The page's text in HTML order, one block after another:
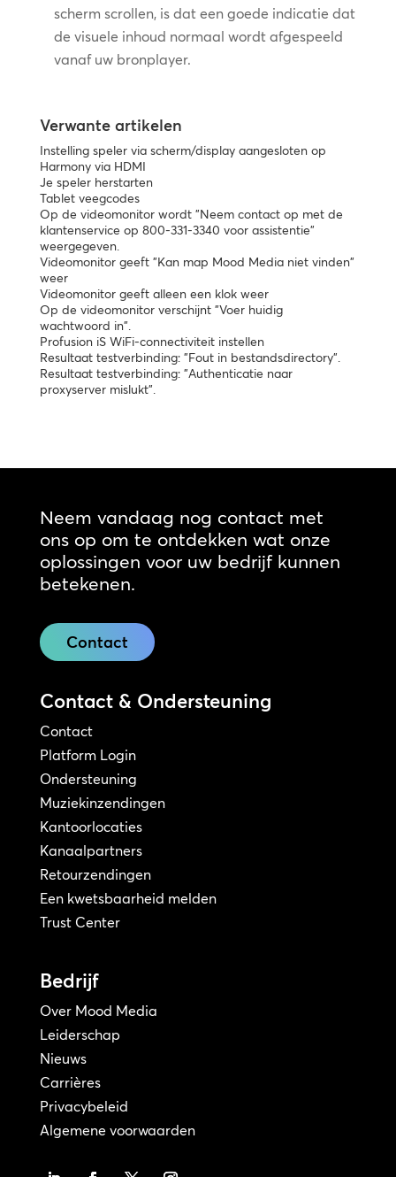
scherm scrollen, is dat een goede indicatie dat
de visuele inhoud normaal wordt afgespeeld
vanaf uw bronplayer.
Verwante artikelen
Instelling speler via scherm/display aangesloten op
Harmony via HDMI
Je speler herstarten
Tablet veegcodes
Op de videomonitor wordt "Neem contact op met de
klantenservice op 800-331-3340 voor assistentie"
weergegeven.
Videomonitor geeft "Kan map Mood Media niet vinden"
weer
Videomonitor geeft alleen een klok weer
Op de videomonitor verschijnt "Voer huidig
wachtwoord in".
Profusion iS WiFi-connectiviteit instellen
Resultaat testverbinding: "Fout in bestandsdirectory".
Resultaat testverbinding: "Authenticatie naar
proxyserver mislukt".
Neem vandaag nog contact met
ons op om te ontdekken wat onze
oplossingen voor uw bedrijf kunnen
betekenen.
Contact
Contact & Ondersteuning
Contact
Platform Login
Ondersteuning
Muziekinzendingen
Kantoorlocaties
Kanaalpartners
Retourzendingen
Een kwetsbaarheid melden
Trust Center
Bedrijf
Over Mood Media
Leiderschap
Nieuws
Carrières
Privacybeleid
Algemene voorwaarden